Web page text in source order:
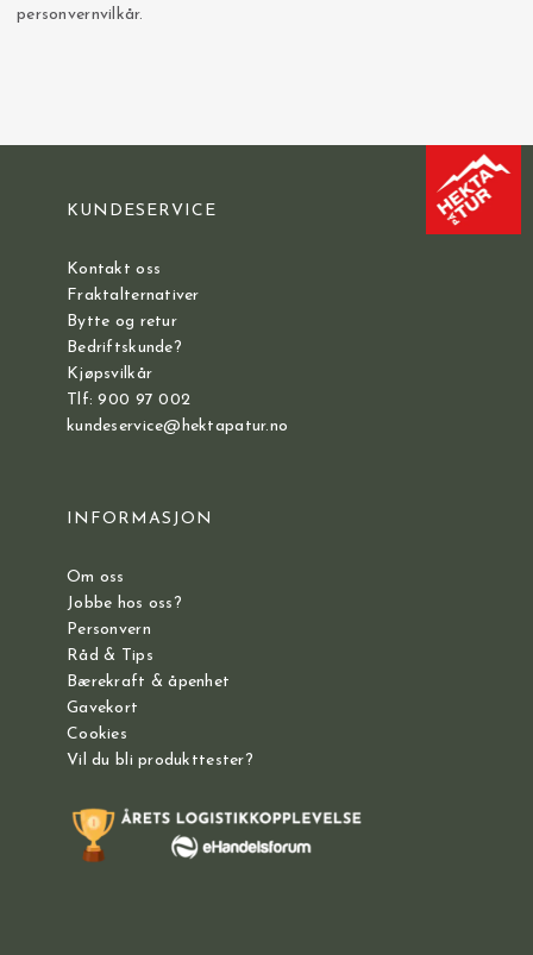
personvernvilkår.
KUNDESERVICE
Kontakt oss
Fraktalternativer
Bytte og retur
Bedriftskunde?
Kjøpsvilkår
Tlf: 900 97 002
kundeservice@hektapatur.no
INFORMASJON
Om oss
Jobbe hos oss?
Personvern
Råd & Tips
Bærekraft & åpenhet
Gavekort
Cookies
Vil du bli produkttester?